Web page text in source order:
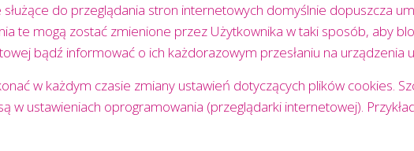
do przeglądania stron internetowych domyślnie dopuszcza
te mogą zostać zmienione przez Użytkownika w taki sposób, aby
bądź informować o ich każdorazowym przesłaniu na urządzenia
w każdym czasie zmiany ustawień dotyczących plików cookies.
w ustawieniach oprogramowania (przeglądarki internetowej).